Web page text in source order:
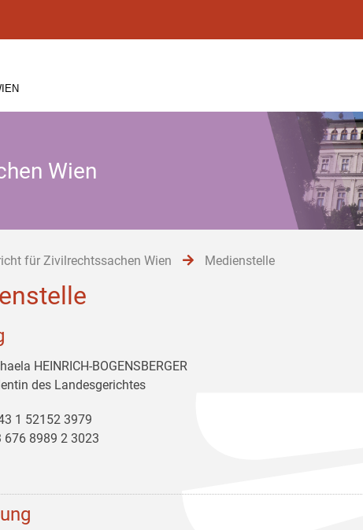
Wien
für Zivilrechtssachen Wien Medienstelle
HEINRICH-BOGENSBERGER
des Landesgerichtes
1 52152 3979
676 8989 2 3023